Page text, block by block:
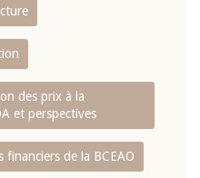
des prix à la
et perspectives
financiers de la BCEAO